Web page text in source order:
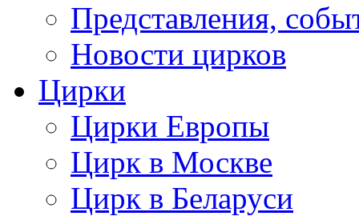
Представления,
Новости цирков
Цирки
Цирки Европы
Цирк в Москве
Цирк в Беларуси